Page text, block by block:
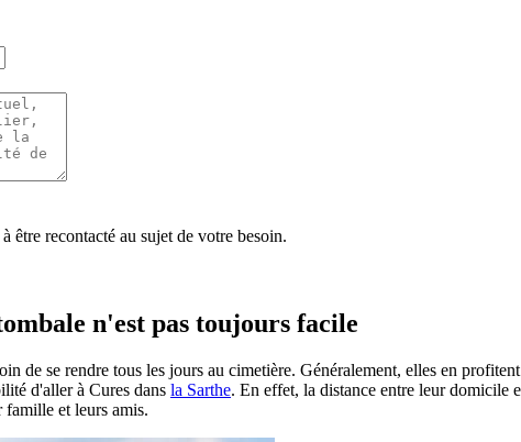
être recontacté au sujet de votre besoin.
n'est pas toujours facile
de se rendre tous les jours au cimetière. Généralement, elles en
d'aller à Cures dans la Sarthe. En effet, la distance entre leur domicile
famille et leurs amis.